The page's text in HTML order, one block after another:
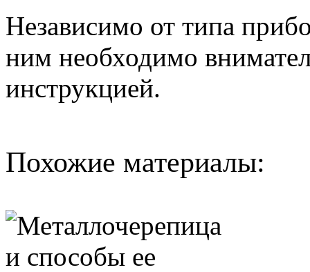
Независимо от типа
ним необходимо
инструкцией.
Похожие материалы: